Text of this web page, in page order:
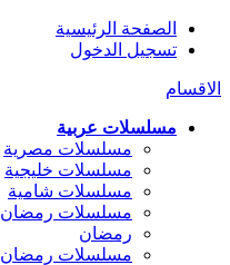
الصفحة الرئيسية
تسجيل الدخول
الاقسام
مسلسلات عربية
مسلسلات مصرية
مسلسلات خليجية
مسلسلات شامية
مسلسلات رمضان 2021
رمضان
مسلسلات رمضان 2025